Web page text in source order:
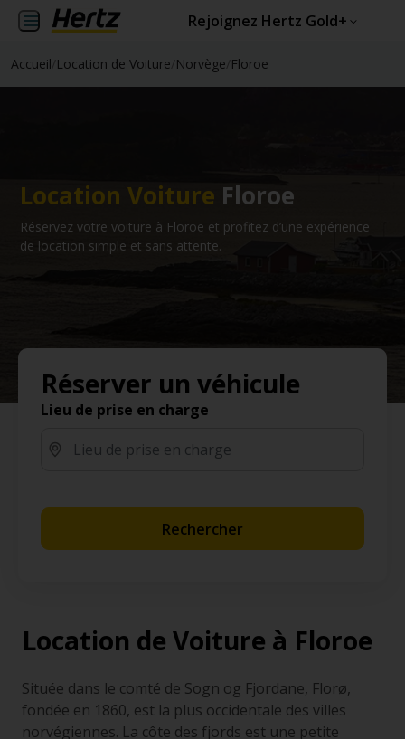
Rejoignez Hertz Gold+
Accueil Location de Voiture Norvège Floroe
Location Voiture Floroe
Réservez votre voiture à Floroe et profitez d’une expérience
de location simple et sans attente.
Réserver un véhicule
Lieu de prise en charge
Rechercher
Location de Voiture à Floroe
Située dans le comté de Sogn og Fjordane, Florø,
fondée en 1860, est la plus occidentale des villes
norvégiennes. La côte des fjords est une petite